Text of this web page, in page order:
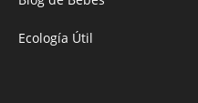
Ecología Útil